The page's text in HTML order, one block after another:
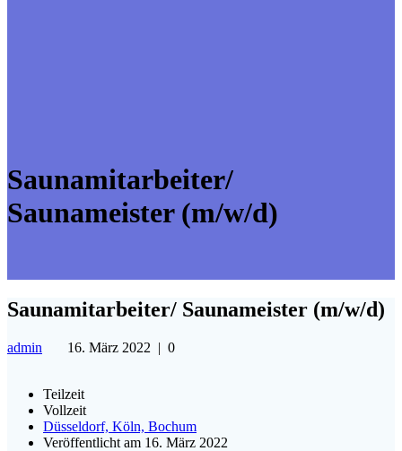
Saunamitarbeiter/
Saunameister (m/w/d)
Saunamitarbeiter/ Saunameister (m/w/d)
admin 16. März 2022 | 0
Teilzeit
Vollzeit
Düsseldorf, Köln, Bochum
Veröffentlicht am 16. März 2022